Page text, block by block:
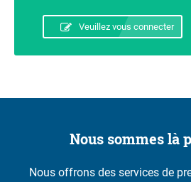
Veuillez vous connecter
Nous sommes là
Nous offrons des services de